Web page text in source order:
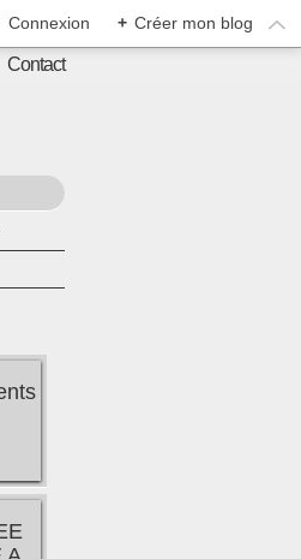
Connexion + Créer mon blog
Contact